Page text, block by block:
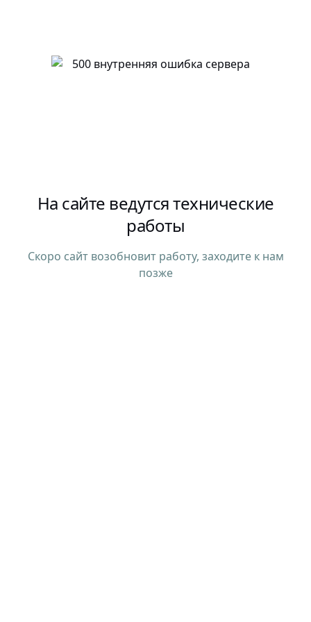
На сайте ведутся технические
работы
Скоро сайт возобновит работу, заходите к нам
позже